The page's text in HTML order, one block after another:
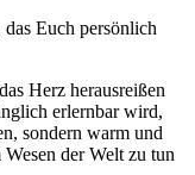
Euch persönlich
Herz herausreißen
erlernbar wird,
sondern warm und
der Welt zu tun